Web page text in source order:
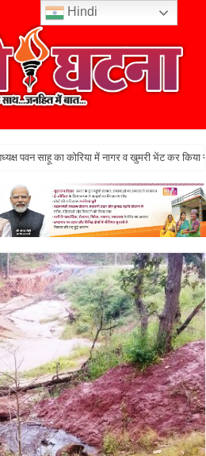
पवन साहू का कोरिया में नागर व खुमरी भेंट कर किया
Hindi